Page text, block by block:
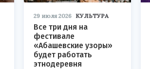
29 июля 2026 КУЛЬТУРА
Все три дня на
фестивале
«Абашевские узоры»
будет работать
этнодеревня